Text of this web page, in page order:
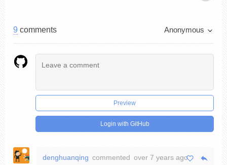
9 comments Anonymous
Preview
Login with GitHub
denghuanqing commented over 7 years ago